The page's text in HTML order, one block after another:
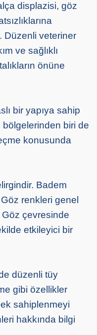
displazisi, göz
Düzenli veteriner
ve sağlıklı
önüne
bir yapıya sahip
bölgelerinden biri de
konusunda
Badem
renkleri genel
çevresinde
etkileyici bir
düzenli tüy
gibi özellikler
sahiplenmeyi
hakkında bilgi